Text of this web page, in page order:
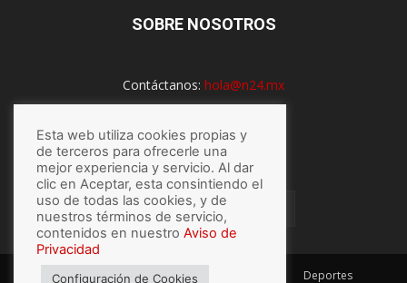
SOBRE NOSOTROS
Contáctanos: hola@n24.mx
SÍGUENOS
México Mundo Economía Deportes
Esta web utiliza cookies propias y
de terceros para ofrecerle una
mejor experiencia y servicio. Al dar
clic en Aceptar, esta consintiendo el
uso de todas las cookies, y de
nuestros términos de servicio,
contenidos en nuestro Aviso de
Privacidad
Configuración de Cookies